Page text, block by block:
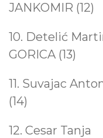
JANKOMIR (12)
10.
GORICA (13)
11.
(14)
12.